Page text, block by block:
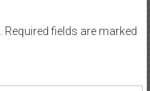
Required fields are marked